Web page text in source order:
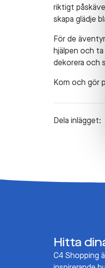
riktigt
skapa glädje
För de
hjälpen och
dekorera och
Kom och gör
Dela inlägget:
Hitta
C4 Shopping